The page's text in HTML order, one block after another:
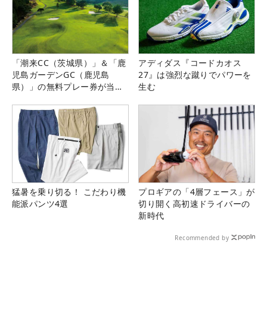
「潮来CC（茨城県）」＆「鹿
児島ガーデンGC（鹿児島
県）」の無料プレー券が当た
アディダス『コードカオス
27』は強烈な蹴りでパワーを
生む
猛暑を乗り切る！ こだわり機
能派パンツ4選
プロギアの「4層フェース」が
切り開く高初速ドライバーの
新時代
Recommended by